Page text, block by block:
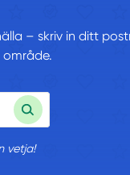
– skriv in ditt
vetja!